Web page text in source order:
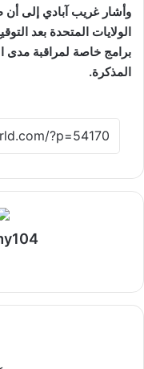
وأشار غريب آبادي إلى
الولايات المتحدة بعد
برامج خاصة لمراقبة مدى
المذكرة.